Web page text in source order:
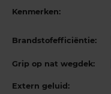
Kenmerken:
Brandstofefficiëntie:
Grip op nat wegdek:
Extern geluid: